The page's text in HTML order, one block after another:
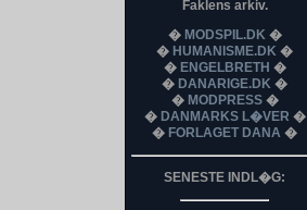
Faklens arkiv.
� MODSPIL.DK �
� HUMANISME.DK �
� ENGELBRETH �
� DANARIGE.DK �
� MODPRESS�
� DANMARKS L�VER �
� FORLAGET DANA �
SENESTE INDL�G: